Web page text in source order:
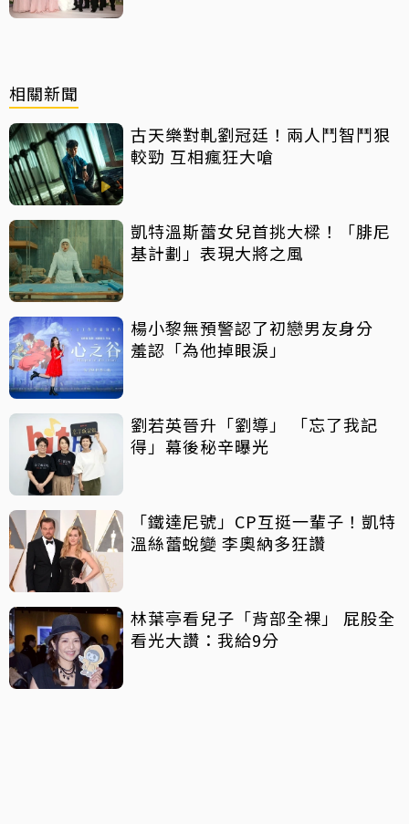
相關新聞
古天樂對軋劉冠廷！兩人鬥智鬥狠
較勁 互相瘋狂大嗆
凱特溫斯蕾女兒首挑大樑！「腓尼
基計劃」表現大將之風
楊小黎無預警認了初戀男友身分
羞認「為他掉眼淚」
劉若英晉升「劉導」 「忘了我記
得」幕後秘辛曝光
「鐵達尼號」CP互挺一輩子！凱特
溫絲蕾蛻變 李奧納多狂讚
林葉亭看兒子「背部全裸」 屁股全
看光大讚：我給9分